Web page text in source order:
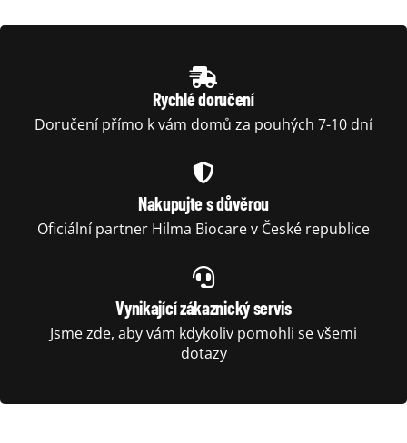
Rychlé doručení
Doručení přímo k vám domů za pouhých 7-10 dní
Nakupujte s důvěrou
Oficiální partner Hilma Biocare v České republice
Vynikající zákaznický servis
Jsme zde, aby vám kdykoliv pomohli se všemi
dotazy